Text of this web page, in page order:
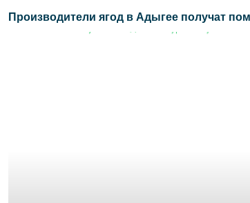
Производители ягод в Адыгее получат